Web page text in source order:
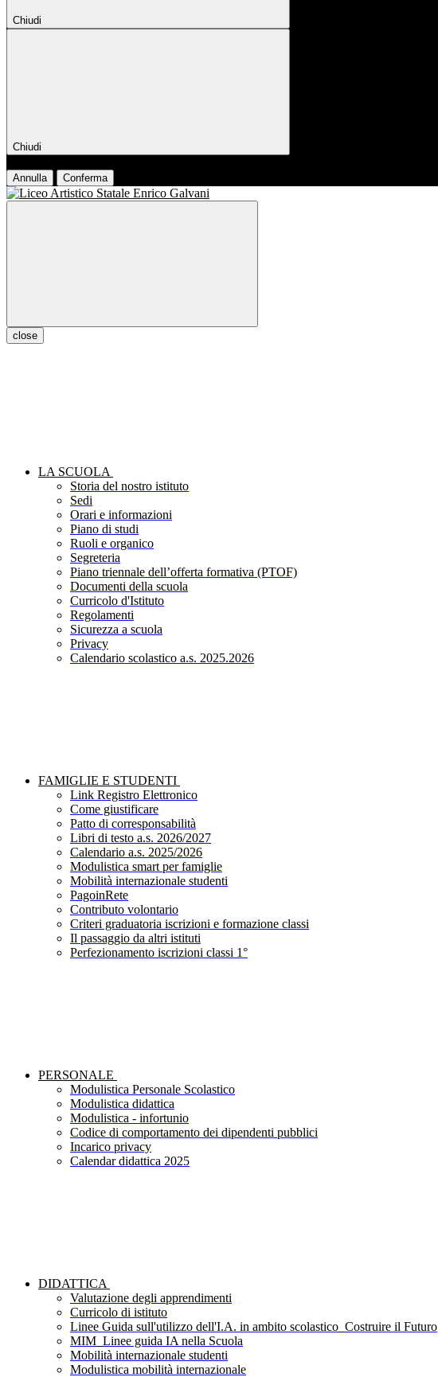
Chiudi
Chiudi
Annulla Conferma
close
LA SCUOLA
Storia del nostro istituto
Sedi
Orari e informazioni
Piano di studi
Ruoli e organico
Segreteria
Piano triennale dell’offerta formativa (PTOF)
Documenti della scuola
Curricolo d'Istituto
Regolamenti
Sicurezza a scuola
Privacy
Calendario scolastico a.s. 2025.2026
FAMIGLIE E STUDENTI
Link Registro Elettronico
Come giustificare
Patto di corresponsabilità
Libri di testo a.s. 2026/2027
Calendario a.s. 2025/2026
Modulistica smart per famiglie
Mobilità internazionale studenti
PagoinRete
Contributo volontario
Criteri graduatoria iscrizioni e formazione classi
Il passaggio da altri istituti
Perfezionamento iscrizioni classi 1°
PERSONALE
Modulistica Personale Scolastico
Modulistica didattica
Modulistica - infortunio
Codice di comportamento dei dipendenti pubblici
Incarico privacy
Calendar didattica 2025
DIDATTICA
Valutazione degli apprendimenti
Curricolo di istituto
Linee Guida sull'utilizzo dell'I.A. in ambito scolastico_Costruire il Futuro
MIM_Linee guida IA nella Scuola
Mobilità internazionale studenti
Modulistica mobilità internazionale